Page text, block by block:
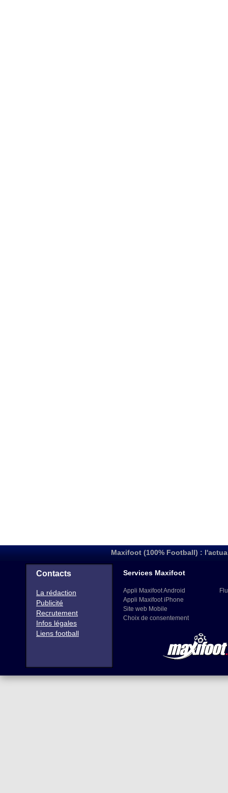
Maxifoot (100% Football) :
Contacts
La rédaction
Publicité
Recrutement
Infos légales
Liens football
Services Maxifoot
Appli Maxifoot Android
Appli Maxifoot iPhone
Site web Mobile
Choix de consentement